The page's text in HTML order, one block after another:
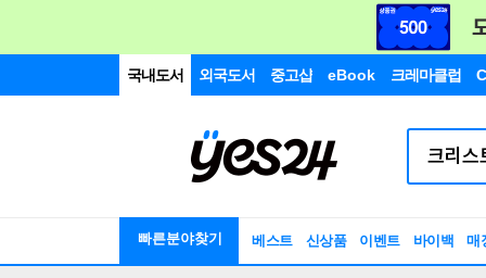
국내도서 외국도서 중고샵 eBook 크레마클럽
빠른분야찾기 베스트 신상품 이벤트 바이백 매